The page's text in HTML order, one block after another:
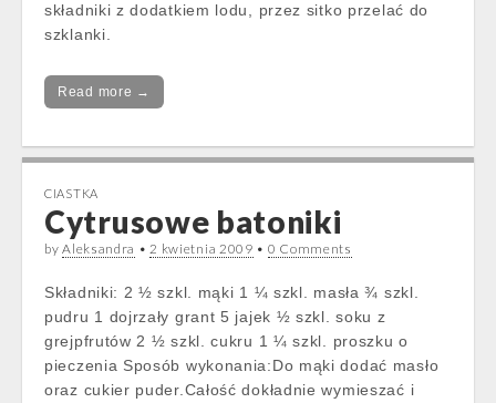
składniki z dodatkiem lodu, przez sitko przelać do
szklanki.
Read more →
CIASTKA
Cytrusowe batoniki
byAleksandra •2 kwietnia 2009 • 0 Comments
Składniki: 2 ½ szkl. mąki 1 ¼ szkl. masła ¾ szkl.
pudru 1 dojrzały grant 5 jajek ½ szkl. soku z
grejpfrutów 2 ½ szkl. cukru 1 ¼ szkl. proszku o
pieczenia Sposób wykonania:Do mąki dodać masło
oraz cukier puder.Całość dokładnie wymieszać i